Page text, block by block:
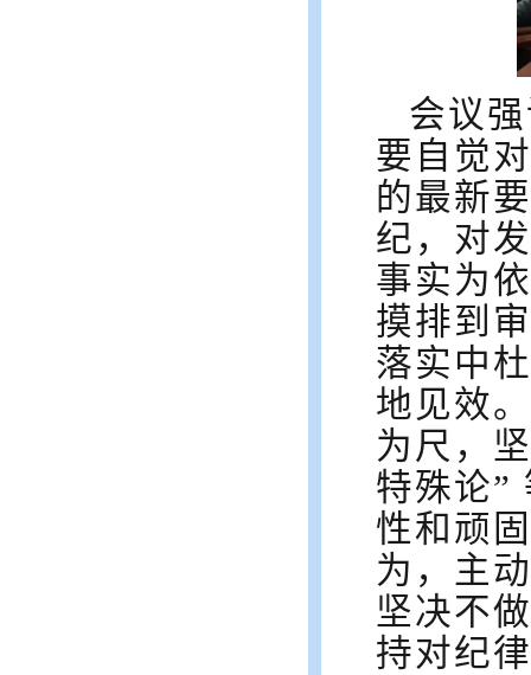
会议
要自觉
的最新
纪，对
事实为
摸排到
落实中
地见效。
为尺，
特殊论”
性和顽
为，主
坚决不
持对纪